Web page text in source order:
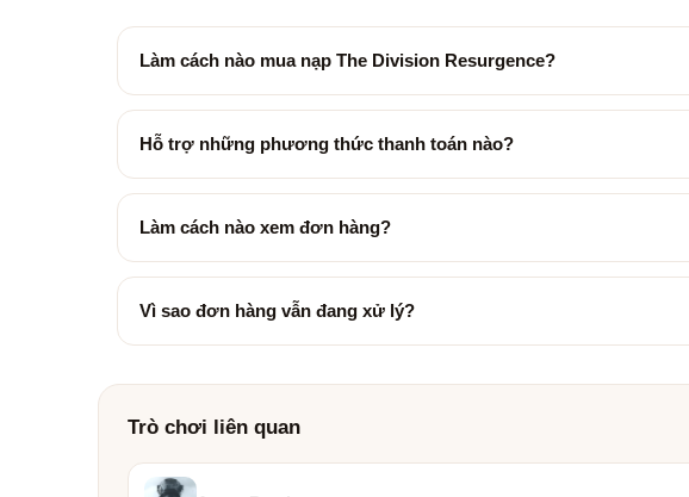
Làm cách nào mua nạp The Division Resurgence?
Hỗ trợ những phương thức thanh toán nào?
Làm cách nào xem đơn hàng?
Vì sao đơn hàng vẫn đang xử lý?
Trò chơi liên quan